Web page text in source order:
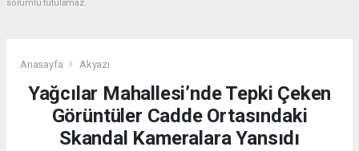
sorumlu tutulamaz.
Anasayfa Akyazı
Yağcılar Mahallesi’nde Tepki Çeken
Görüntüler Cadde Ortasındaki
Skandal Kameralara Yansıdı